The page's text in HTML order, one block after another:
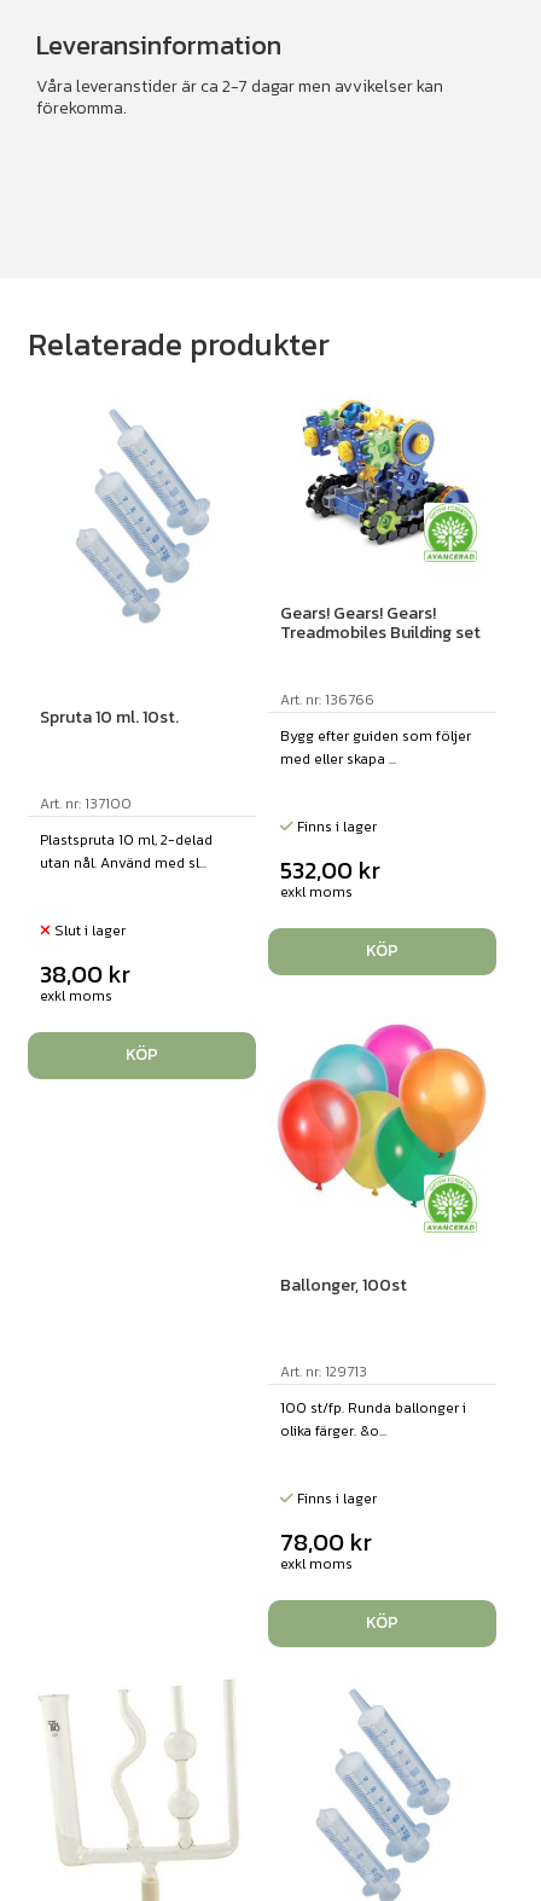
Leveransinformation
Våra leveranstider är ca 2-7 dagar men avvikelser kan
förekomma.
Relaterade produkter
Spruta 10 ml. 10st.
Art. nr: 137100
Plastspruta 10 ml, 2-delad
utan nål. Använd med sl...
Slut i lager
38,00 kr
exkl moms
KÖP
Gears! Gears! Gears!
Treadmobiles Building set
Art. nr: 136766
Bygg efter guiden som följer
med eller skapa ...
Finns i lager
532,00 kr
exkl moms
KÖP
Ballonger, 100st
Art. nr: 129713
100 st/fp. Runda ballonger i
olika färger. &o...
Finns i lager
78,00 kr
exkl moms
KÖP